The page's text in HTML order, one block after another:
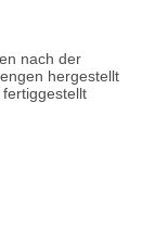
nach der
hergestellt